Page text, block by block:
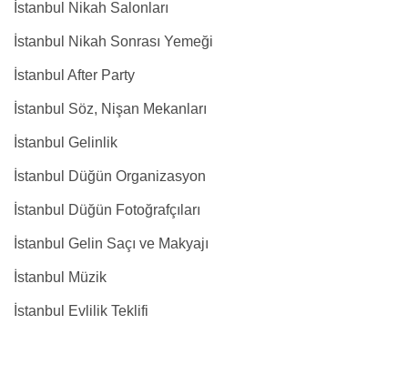
İstanbul Nikah Salonları
İstanbul Nikah Sonrası Yemeği
İstanbul After Party
İstanbul Söz, Nişan Mekanları
İstanbul Gelinlik
İstanbul Düğün Organizasyon
İstanbul Düğün Fotoğrafçıları
İstanbul Gelin Saçı ve Makyajı
İstanbul Müzik
İstanbul Evlilik Teklifi